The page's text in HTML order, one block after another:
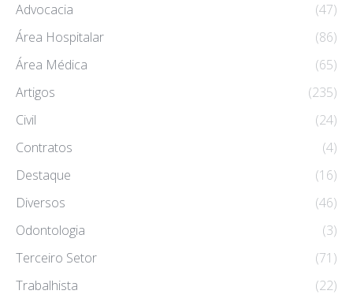
Advocacia
(47)
Área Hospitalar
(86)
Área Médica
(65)
Artigos
(235)
Civil
(24)
Contratos
(4)
Destaque
(16)
Diversos
(46)
Odontologia
(3)
Terceiro Setor
(71)
Trabalhista
(22)